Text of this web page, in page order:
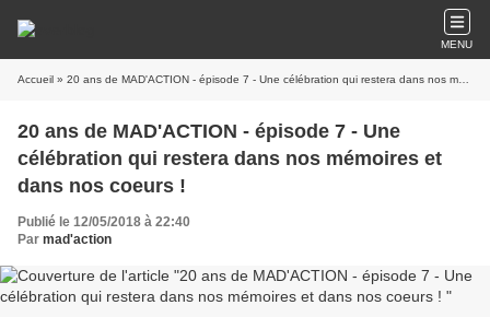
MENU
Accueil » 20 ans de MAD'ACTION - épisode 7 - Une célébration qui restera dans nos mémoires et dans nos coeurs !
20 ans de MAD'ACTION - épisode 7 - Une
célébration qui restera dans nos mémoires et
dans nos coeurs !
Publié le 12/05/2018 à 22:40
Par mad'action